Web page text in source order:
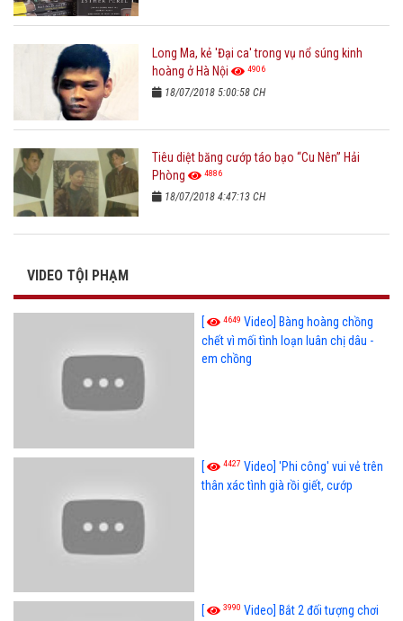
Long Ma, kẻ 'Đại ca' trong vụ nổ súng kinh
hoàng ở Hà Nội
4906
18/07/2018 5:00:58 CH
Tiêu diệt băng cướp táo bạo “Cu Nên” Hải
Phòng
4886
18/07/2018 4:47:13 CH
VIDEO TỘI PHẠM
[ 4649 Video] Bàng hoàng chồng
chết vì mối tình loạn luân chị dâu -
em chồng
[ 4427 Video] 'Phi công' vui vẻ trên
thân xác tình già rồi giết, cướp
[ 3990 Video] Bắt 2 đối tượng chơi